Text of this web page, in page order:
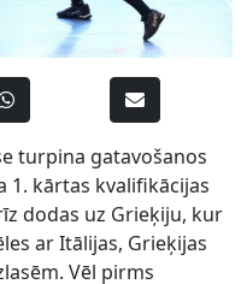
turpina gatavošanos
1. kārtas kvalifikācijas
dodas uz Grieķiju, kur
ar Itālijas, Grieķijas
Vēl pirms